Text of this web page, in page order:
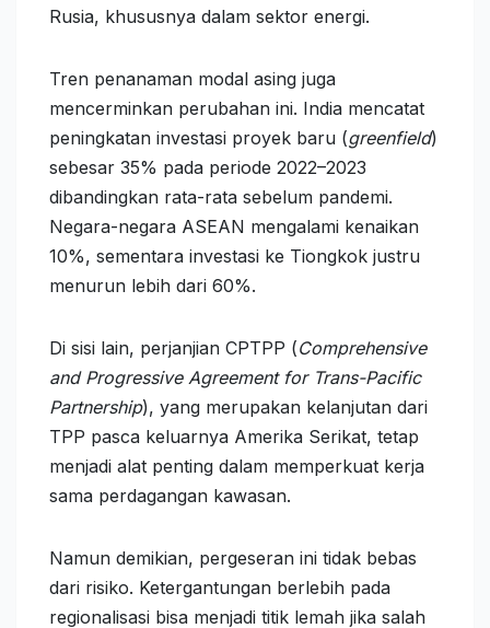
Rusia, khususnya dalam sektor energi.
Tren penanaman modal asing juga
mencerminkan perubahan ini. India mencatat
peningkatan investasi proyek baru (greenfield)
sebesar 35% pada periode 2022–2023
dibandingkan rata-rata sebelum pandemi.
Negara-negara ASEAN mengalami kenaikan
10%, sementara investasi ke Tiongkok justru
menurun lebih dari 60%.
Di sisi lain, perjanjian CPTPP (Comprehensive
and Progressive Agreement for Trans-Pacific
Partnership), yang merupakan kelanjutan dari
TPP pasca keluarnya Amerika Serikat, tetap
menjadi alat penting dalam memperkuat kerja
sama perdagangan kawasan.
Namun demikian, pergeseran ini tidak bebas
dari risiko. Ketergantungan berlebih pada
regionalisasi bisa menjadi titik lemah jika salah